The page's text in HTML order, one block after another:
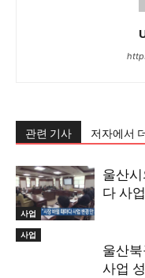
관련 기사 저자에서
사업
울산
다 사
사업
울산북
사업